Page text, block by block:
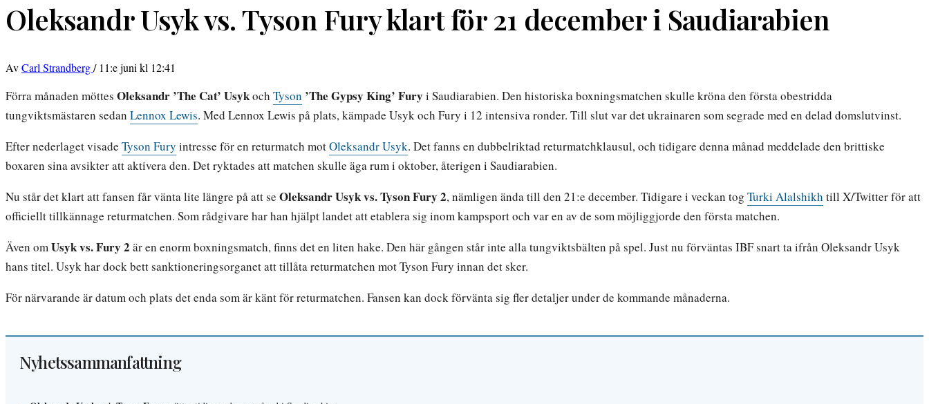
Oleksandr Usyk vs. Tyson Fury klart för 21 december i Saudiarabien
AvCarl Strandberg/ 11:e juni kl 12:41
Förra månaden möttes Oleksandr ’The Cat’ Usykoch Tyson ’The Gypsy King’ Fury i Saudiarabien. Den historiska boxningsmatchen skulle kröna den första obestridda
tungviktsmästaren sedan Lennox Lewis. Med Lennox Lewis på plats, kämpade Usyk och Fury i 12 intensiva ronder. Till slut var det ukrainaren som segrade med en delad domslutvinst.
Efter nederlaget visade Tyson Fury intresse för en returmatch motOleksandr Usyk. Det fanns en dubbelriktad returmatchklausul, och tidigare denna månad meddelade den brittiske
boxaren sina avsikter att aktivera den. Det ryktades att matchen skulle äga rum i oktober, återigen i Saudiarabien.
Nu står det klart att fansen får vänta lite längre på att se Oleksandr Usyk vs. Tyson Fury 2, nämligen ända till den 21:e december. Tidigare i veckan tog Turki Alalshikh till X/Twitter för att
officiellt tillkännage returmatchen. Som rådgivare har han hjälpt landet att etablera sig inom kampsport och var en av de som möjliggjorde den första matchen.
Även omUsyk vs. Fury 2 är en enorm boxningsmatch, finns det en liten hake. Den här gången står inte alla tungviktsbälten på spel. Just nu förväntas IBF snart ta ifrån Oleksandr Usyk
hans titel. Usyk har dock bett sanktioneringsorganet att tillåta returmatchen mot Tyson Fury innan det sker.
För närvarande är datum och plats det enda som är känt för returmatchen. Fansen kan dock förvänta sig fler detaljer under de kommande månaderna.
Nyhetssammanfattning